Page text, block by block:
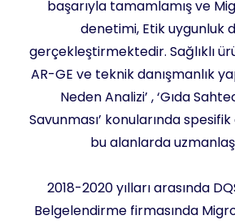
başarıyla tamamlamış ve
denetimi, Etik uygunluk
gerçekleştirmektedir. Sağlıklı
AR-GE ve teknik danışmanlık
Neden Analizi’ , ‘Gıda
Savunması’ konularında
bu alanlarda
2018-2020 yılları arasında
Belgelendirme firmasında